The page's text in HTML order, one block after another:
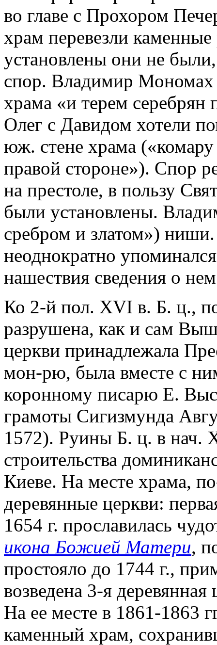
во главе с Прохором
храм перевезли
установлены они не
спор. Владимир Мономах
храма «и терем серебрян
Олег с Давидом хотели
юж. стене храма
правой стороне»). Спор
на престоле, в пользу
были установлены.
сребром и златом»)
неоднократно
нашествия сведения о
Ко 2-й пол. XVI в. Б. ц.,
разрушена, как и сам
церкви принадлежала
мон-рю, была вместе с
коронному писарю Е.
грамоты Сигизмунда
1572). Руины Б. ц. в нач.
строительства
Киеве. На месте храма,
деревянные церкви:
1654 г. прославилась
икона Божией Матери,
простояло до 1744 г.,
возведена 3-я
На ее месте в 1861-1863
каменный храм,